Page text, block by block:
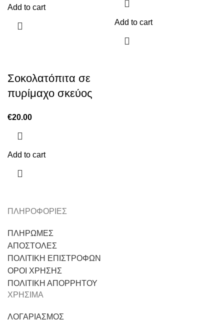
Add to cart
Add to cart
Σοκολατόπιτα σε
πυρίμαχο σκεύος
€20.00
Add to cart
ΠΛΗΡΟΦΟΡΙΕΣ
ΠΛΗΡΩΜΕΣ
ΑΠΟΣΤΟΛΕΣ
ΠΟΛΙΤΙΚΗ ΕΠΙΣΤΡΟΦΩΝ
ΟΡΟΙ ΧΡΗΣΗΣ
ΠΟΛΙΤΙΚΗ ΑΠΟΡΡΗΤΟΥ
ΧΡΗΣΙΜΑ
ΛΟΓΑΡΙΑΣΜΟΣ